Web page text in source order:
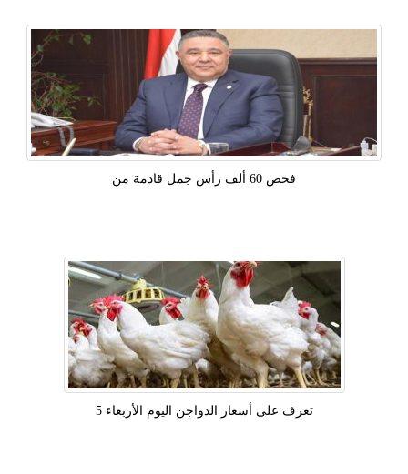
فحص 60 ألف رأس جمل قادمة من
تعرف على أسعار الدواجن اليوم الأربعاء 5